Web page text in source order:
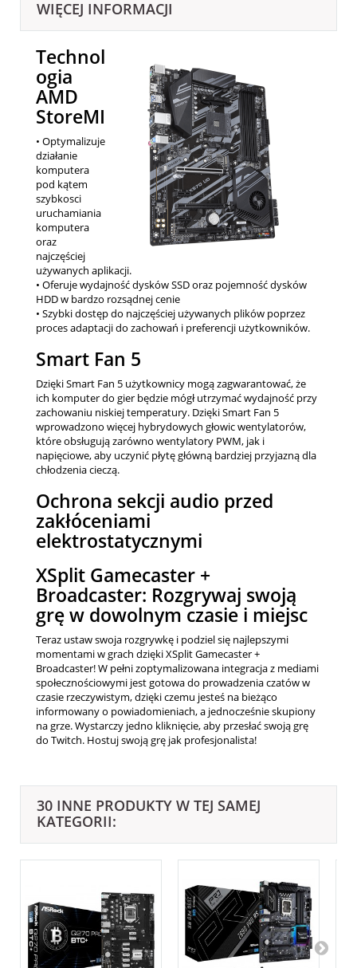
WIĘCEJ INFORMACJI
Technol
ogia
AMD
StoreMI
• Optymalizuje
działanie
komputera
pod kątem
szybkosci
uruchamiania
komputera
oraz
najczęściej
używanych aplikacji.
• Oferuje wydajność dysków SSD oraz pojemność dysków
HDD w bardzo rozsądnej cenie
• Szybki dostęp do najczęściej używanych plików poprzez
proces adaptacji do zachowań i preferencji użytkowników.
Smart Fan 5
Dzięki Smart Fan 5 użytkownicy mogą zagwarantować, że
ich komputer do gier będzie mógł utrzymać wydajność przy
zachowaniu niskiej temperatury. Dzięki Smart Fan 5
wprowadzono więcej hybrydowych głowic wentylatorów,
które obsługują zarówno wentylatory PWM, jak i
napięciowe, aby uczynić płytę główną bardziej przyjazną dla
chłodzenia cieczą.
Ochrona sekcji audio przed
zakłóceniami
elektrostatycznymi
XSplit Gamecaster +
Broadcaster: Rozgrywaj swoją
grę w dowolnym czasie i miejsc
Teraz ustaw swoja rozgrywkę i podziel się najlepszymi
momentami w grach dzięki XSplit Gamecaster +
Broadcaster! W pełni zoptymalizowana integracja z mediami
społecznościowymi jest gotowa do prowadzenia czatów w
czasie rzeczywistym, dzięki czemu jesteś na bieżąco
informowany o powiadomieniach, a jednocześnie skupiony
na grze. Wystarczy jedno kliknięcie, aby przesłać swoją grę
do Twitch. Hostuj swoją grę jak profesjonalista!
30 INNE PRODUKTY W TEJ SAMEJ
KATEGORII: